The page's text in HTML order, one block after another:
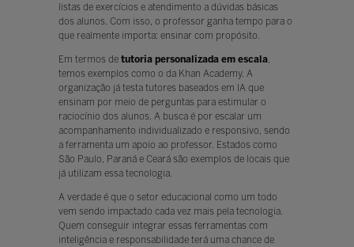
listas de exercícios e atendimento a dúvidas básicas
dos alunos. Com isso, o professor ganha tempo para o
que realmente importa: ensinar com propósito.
Em termos de tutoria personalizada em escala,
temos exemplos como o da Khan Academy. A
organização já testa tutores baseados em IA que
ensinam por meio de perguntas para estimular o
raciocínio dos alunos. A busca é por escalar um
acompanhamento individualizado e responsivo, sendo
a ferramenta um apoio ao professor. Estados como
São Paulo, Paraná e Ceará são exemplos de locais que
já utilizam essa tecnologia.
A verdade é que o setor educacional como um todo
vem sendo impactado cada vez mais pela tecnologia.
Quem conseguir integrar essas ferramentas com
inteligência e responsabilidade terá uma chance de